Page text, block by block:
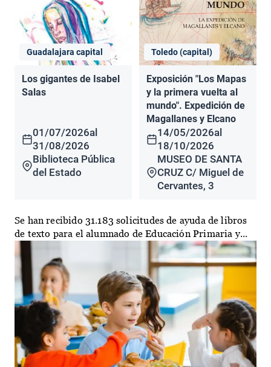
Guadalajara capital
Los gigantes de Isabel
Salas
01/07/2026al
31/08/2026
Biblioteca Pública
del Estado
Toledo (capital)
Exposición "Los Mapas
y la primera vuelta al
mundo". Expedición de
Magallanes y Elcano
14/05/2026al
18/10/2026
MUSEO DE SANTA
CRUZ C/ Miguel de
Cervantes, 3
Se han recibido 31.183 solicitudes de ayuda de libros
de texto para el alumnado de Educación Primaria y...